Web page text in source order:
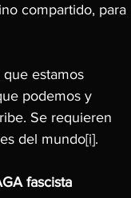
compartido, para
estamos
podemos y
Se requieren
del mundo[i].
fascista